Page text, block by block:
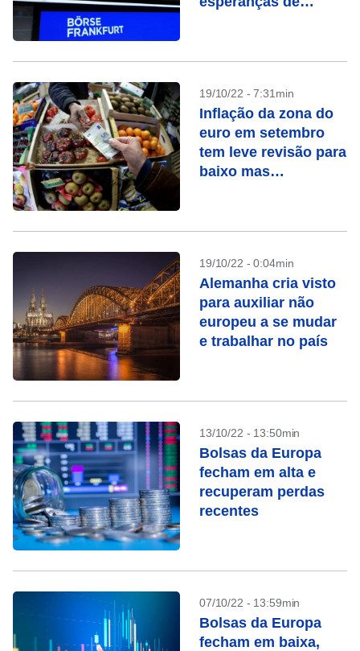
19/10/22 - 7:31min
Inflação da zona do
euro em setembro
tem leve revisão para
baixo mas
19/10/22 - 0:04min
Alemanha cria visto
para auxiliar não
europeu a se mudar
e trabalhar no país
13/10/22 - 13:50min
Bolsas da Europa
fecham em alta e
recuperam perdas
recentes
07/10/22 - 13:59min
Bolsas da Europa
fecham em baixa,